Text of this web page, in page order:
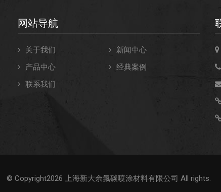
网站导航
关于我们
新闻中心
产品中心
经典案例
联系我们
© Copyright2026 上海新大余氟碳喷涂材料有限公司 All rights.